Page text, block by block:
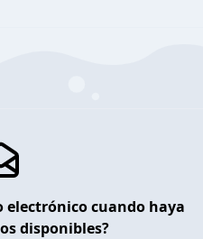
electrónico cuando haya
disponibles?